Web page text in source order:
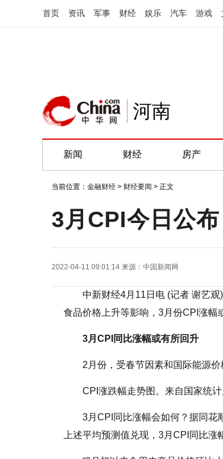
首页 资讯 军事 财经 娱乐 汽车 游戏
河南
新闻 财经 房产
当前位置： 金融财经 > 财经要闻 > 正文
3月CPI今日公
2022-04-11 09:01:14 来源： 中国新闻网
中新财经4月11日电 (记者 谢艺
食品价格上升等影响，3月份CPI涨幅
3月CPI同比涨幅或有所回升
2月份，受春节因素和国际能源
CPI涨跌幅走势图。来自国家统计
3月CPI同比涨幅会如何？据同花
上述平均预测值兑现，3月CPI同比涨